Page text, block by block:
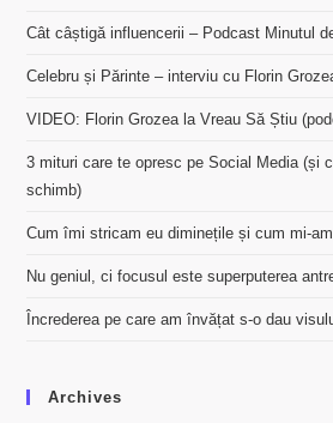
Cât câștigă influencerii – Podcast Minutul
Celebru și Părinte – interviu cu Florin
VIDEO: Florin Grozea la Vreau Să Știu
3 mituri care te opresc pe Social Media (și
schimb)
Cum îmi stricam eu diminețile și cum mi-
Nu geniul, ci focusul este superputerea
Încrederea pe care am învățat s-o dau
Archives